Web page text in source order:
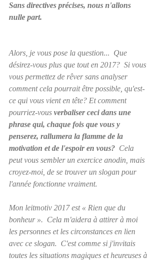
Sans directives précises, nous n'allons
nulle part.
Alors, je vous pose la question...  Que
désirez-vous plus que tout en 2017?  Si vous
vous permettez de rêver sans analyser
comment cela pourrait être possible, qu'est-
ce qui vous vient en tête? Et comment
pourriez-vous verbaliser ceci dans une
phrase qui, chaque fois que vous y
penserez, rallumera la flamme de la
motivation et de l'espoir en vous?
  Cela
peut vous sembler un exercice anodin, mais
croyez-moi, de se trouver un slogan pour
l'année fonctionne vraiment.
Mon leitmotiv 2017 est « Rien que du
bonheur ».  Cela m'aidera à attirer à moi
les personnes et les circonstances en lien
avec ce slogan.  C'est comme si j'invitais
toutes les situations magiques et heureuses à